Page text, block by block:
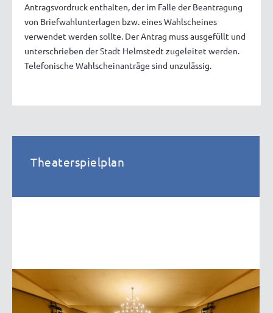
Antragsvordruck enthalten, der im Falle der Beantragung
von Briefwahlunterlagen bzw. eines Wahlscheines
verwendet werden sollte. Der Antrag muss ausgefüllt und
unterschrieben der Stadt Helmstedt zugeleitet werden.
Telefonische Wahlscheinanträge sind unzulässig.
Theaterspielplan